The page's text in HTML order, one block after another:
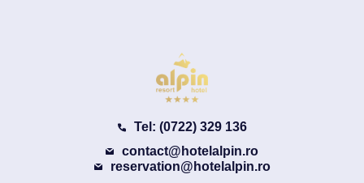
Tel: (0722) 329 136
contact@hotelalpin.ro
reservation@hotelalpin.ro